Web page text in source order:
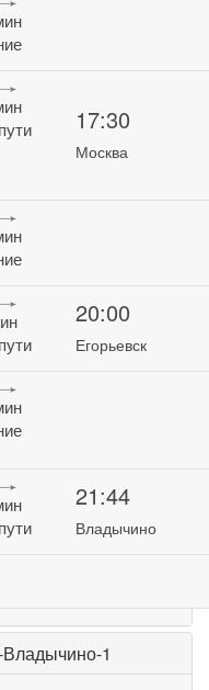
17:30
Москва
20:00
Егорьевск
21:44
Владычино
1